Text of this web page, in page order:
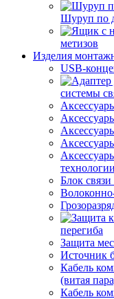
Шуруп по
метизов
Изделия
USB-
системы
технологии
Блок
перегиба
Защита
Источник
Кабель
(витая
Кабель